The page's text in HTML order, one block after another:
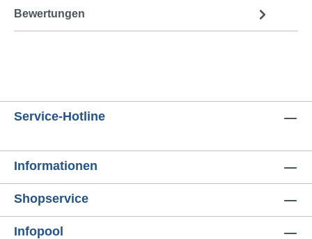
Bewertungen
Service-Hotline
Informationen
Shopservice
Infopool